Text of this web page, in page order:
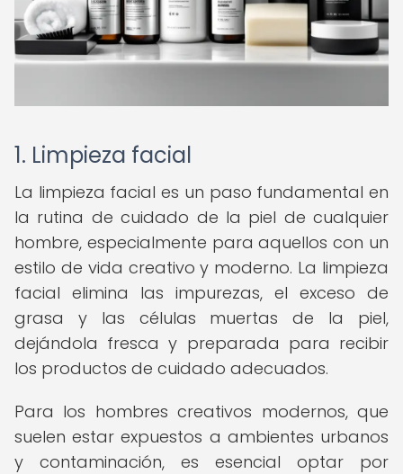
1. Limpieza facial
La limpieza facial es un paso fundamental en
la rutina de cuidado de la piel de cualquier
hombre, especialmente para aquellos con un
estilo de vida creativo y moderno. La limpieza
facial elimina las impurezas, el exceso de
grasa y las células muertas de la piel,
dejándola fresca y preparada para recibir
los productos de cuidado adecuados.
Para los hombres creativos modernos, que
suelen estar expuestos a ambientes urbanos
y contaminación, es esencial optar por